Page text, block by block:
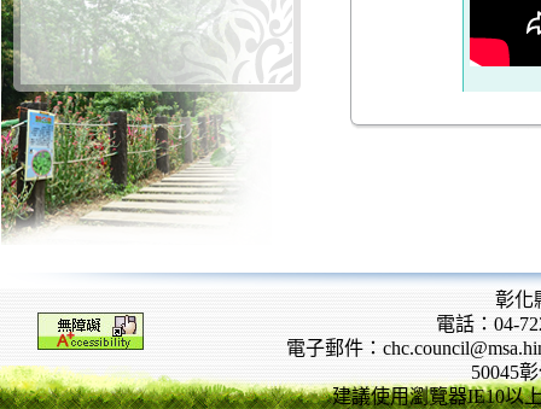
彰化
電話：04-
電子郵件：
50045
建議使用瀏覽器IE10以